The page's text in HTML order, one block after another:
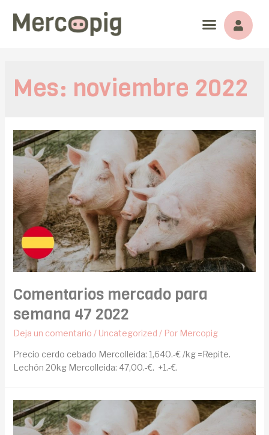
Mes: noviembre 2022
Comentarios mercado para
semana 47 2022
Deja un comentario / Uncategorized / Por Mercopig
Precio cerdo cebado Mercolleida: 1,640.-€ /kg =Repite.
Lechón 20kg Mercolleida: 47,00.-€. +1.-€.